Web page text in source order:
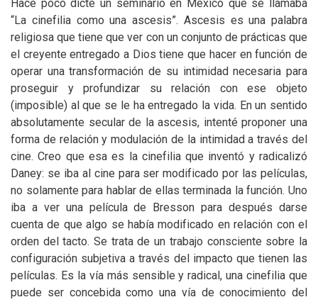
Hace poco dicté un seminario en México que se llamaba
“La cinefilia como una ascesis”. Ascesis es una palabra
religiosa que tiene que ver con un conjunto de prácticas que
el creyente entregado a Dios tiene que hacer en función de
operar una transformación de su intimidad necesaria para
proseguir y profundizar su relación con ese objeto
(imposible) al que se le ha entregado la vida. En un sentido
absolutamente secular de la ascesis, intenté proponer una
forma de relación y modulación de la intimidad a través del
cine. Creo que esa es la cinefilia que inventó y radicalizó
Daney: se iba al cine para ser modificado por las películas,
no solamente para hablar de ellas terminada la función. Uno
iba a ver una película de Bresson para después darse
cuenta de que algo se había modificado en relación con el
orden del tacto. Se trata de un trabajo consciente sobre la
configuración subjetiva a través del impacto que tienen las
películas. Es la vía más sensible y radical, una cinefilia que
puede ser concebida como una vía de conocimiento del